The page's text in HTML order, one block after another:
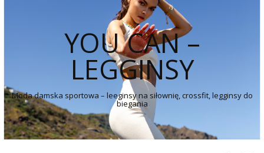
YOU CAN –
LEGGINSY
Moda damska sportowa – leeginsy na siłownię, crossfit, legginsy do
biegania